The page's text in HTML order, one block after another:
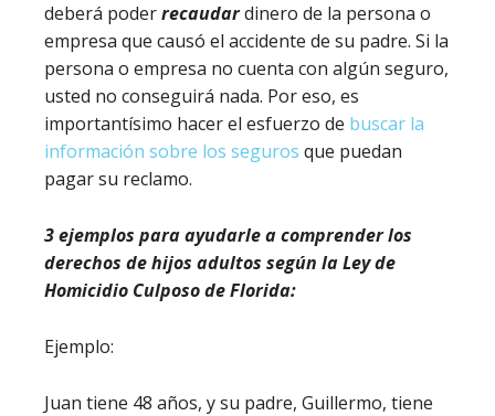
deberá poderrecaudardinero de la persona o
empresa que causó el accidente de su padre. Si la
persona o empresa no cuenta con algún seguro,
usted no conseguirá nada. Por eso, es
importantísimo hacer el esfuerzo de buscar la
información sobre los seguros que puedan
pagar su reclamo.
3 ejemplos para ayudarle a comprender los
derechos de hijos adultos según la Ley de
Homicidio Culposo de Florida:
Ejemplo:
Juan tiene 48 años, y su padre, Guillermo, tiene